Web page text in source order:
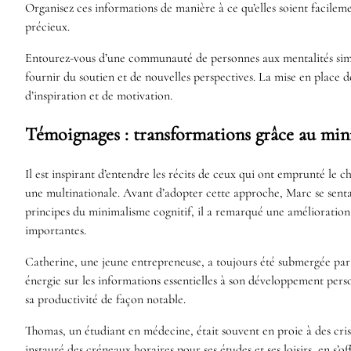
Organisez ces informations de manière à ce qu’elles soient
précieux.
Entourez-vous d’une communauté de personnes aux mentalités
fournir du soutien et de nouvelles perspectives. La mise en
d’inspiration et de motivation.
Témoignages : transformations grâce au
Il est inspirant d’entendre les récits de ceux qui ont emprunté le
une multinationale. Avant d’adopter cette approche, Marc se
principes du minimalisme cognitif, il a remarqué une amélioration
importantes.
Catherine, une jeune entrepreneuse, a toujours été submergée
énergie sur les informations essentielles à son développement
sa productivité de façon notable.
Thomas, un étudiant en médecine, était souvent en proie à des